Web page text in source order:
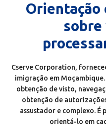
Orientação
sobre
Cserve Corporation,
imigração em
obtenção de visto,
obtenção de
assustador e complexo. É
orientá-lo em